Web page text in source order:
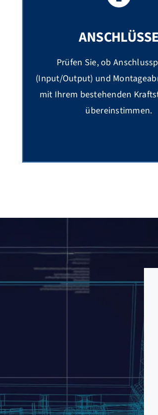
ANSCHLÜSSE
Prüfen Sie, ob
(Input/Output) und
mit Ihrem bestehenden
übereinstimmen.